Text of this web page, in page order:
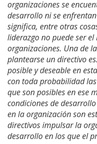
organizaciones se
desarrollo ni se
significa, entre otras
liderazgo no puede ser
organizaciones. Una de
plantearse un directivo
posible y deseable en
con toda probabilidad
que son posibles en ese
condiciones de
en la organización son
directivos impulsar la
desarrollo en los que el